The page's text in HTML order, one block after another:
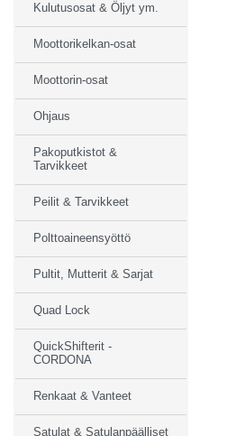
Kulutusosat & Öljyt ym.
Moottorikelkan-osat
Moottorin-osat
Ohjaus
Pakoputkistot &
Tarvikkeet
Peilit & Tarvikkeet
Polttoaineensyöttö
Pultit, Mutterit & Sarjat
Quad Lock
QuickShifterit -
CORDONA
Renkaat & Vanteet
Satulat & Satulanpäälliset